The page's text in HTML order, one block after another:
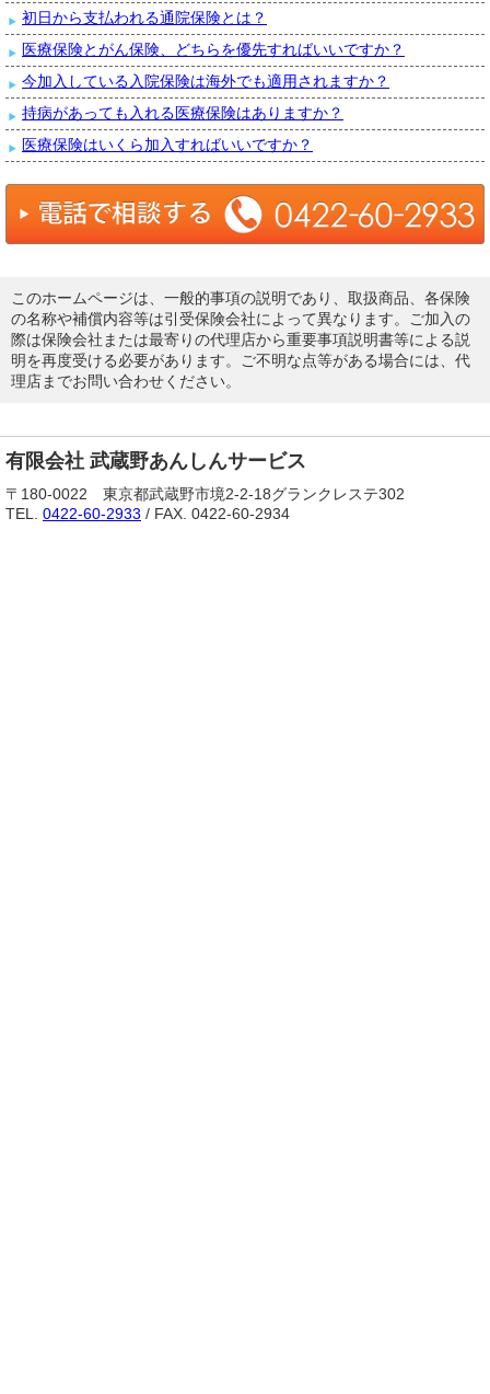
初日から支払われる通院保険とは？
医療保険とがん保険、どちらを優先すればいいですか？
今加入している入院保険は海外でも適用されますか？
持病があっても入れる医療保険はありますか？
医療保険はいくら加入すればいいですか？
このホームページは、一般的事項の説明であり、取扱商品、各保険
の名称や補償内容等は引受保険会社によって異なります。ご加入の
際は保険会社または最寄りの代理店から重要事項説明書等による説
明を再度受ける必要があります。ご不明な点等がある場合には、代
理店までお問い合わせください。
有限会社 武蔵野あんしんサービス
〒180-0022 東京都武蔵野市境2-2-18グランクレステ302
TEL. 0422-60-2933 / FAX. 0422-60-2934